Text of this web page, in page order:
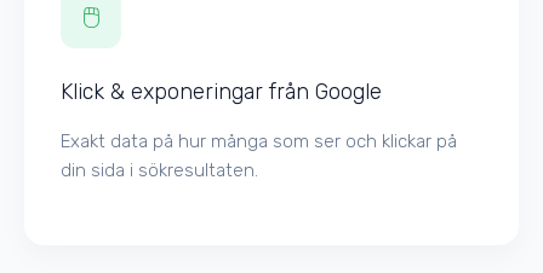
🖱️
Klick & exponeringar från Google
Exakt data på hur många som ser och klickar på
din sida i sökresultaten.